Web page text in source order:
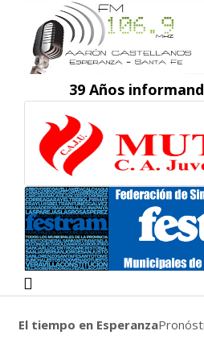
39 Años
El tiempo en Esperanza